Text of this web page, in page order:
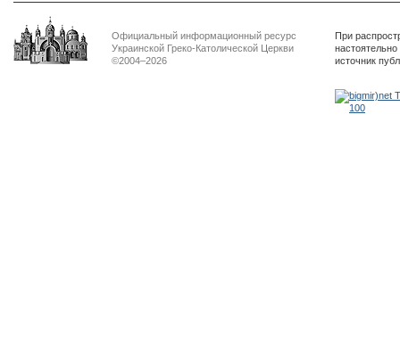
Официальный информационный ресурс
Украинской Греко-Католической Церкви
©2004–2026
При
источник